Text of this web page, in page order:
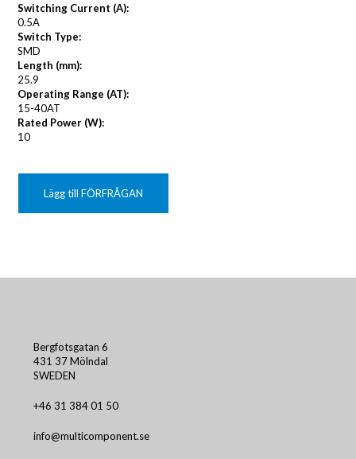
Switching Current (A):
0.5A
Switch Type:
SMD
Length (mm):
25.9
Operating Range (AT):
15-40AT
Rated Power (W):
10
Lägg till FÖRFRÅGAN
Bergfotsgatan 6
431 37 Mölndal
SWEDEN
+46 31 384 01 50
info@multicomponent.se